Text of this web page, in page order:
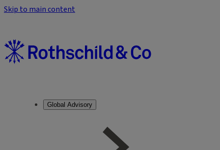
Skip to main content
Global Advisory